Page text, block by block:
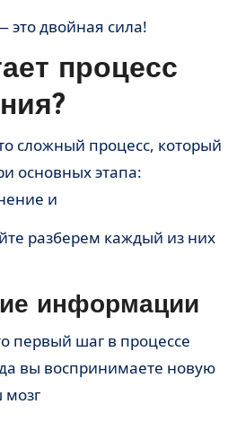
это двойная сила!
процесс
сложный процесс, который
основных этапа:
и
разберем каждый из них
информации
первый шаг в процессе
вы воспринимаете новую